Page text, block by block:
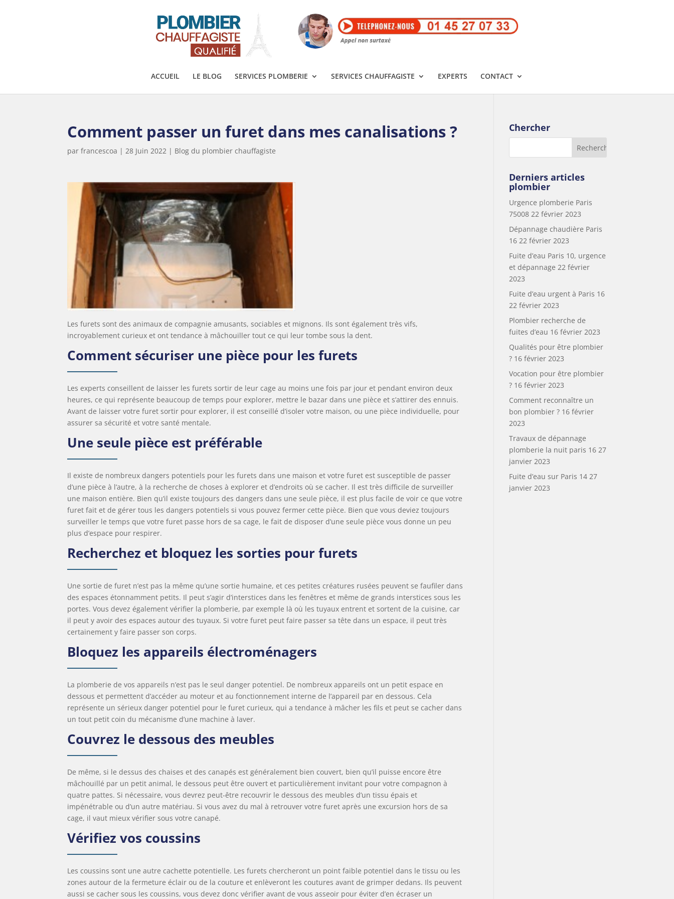
ACCUEIL LE BLOG SERVICES PLOMBERIE SERVICES CHAUFFAGISTE EXPERTS CONTACT
Comment passer un furet dans mes canalisations ?
parfrancescoa |28 Juin 2022 | Blog du plombier chauffagiste
Les furets sont des animaux de compagnie amusants, sociables et mignons. Ils sont également très vifs,
incroyablement curieux et ont tendance à mâchouiller tout ce qui leur tombe sous la dent.
Comment sécuriser une pièce pour les furets
Les experts conseillent de laisser les furets sortir de leur cage au moins une fois par jour et pendant environ deux
heures, ce qui représente beaucoup de temps pour explorer, mettre le bazar dans une pièce et s’attirer des ennuis.
Avant de laisser votre furet sortir pour explorer, il est conseillé d’isoler votre maison, ou une pièce individuelle, pour
assurer sa sécurité et votre santé mentale.
Une seule pièce est préférable
Il existe de nombreux dangers potentiels pour les furets dans une maison et votre furet est susceptible de passer
d’une pièce à l’autre, à la recherche de choses à explorer et d’endroits où se cacher. Il est très difficile de surveiller
une maison entière. Bien qu’il existe toujours des dangers dans une seule pièce, il est plus facile de voir ce que votre
furet fait et de gérer tous les dangers potentiels si vous pouvez fermer cette pièce. Bien que vous deviez toujours
surveiller le temps que votre furet passe hors de sa cage, le fait de disposer d’une seule pièce vous donne un peu
plus d’espace pour respirer.
Recherchez et bloquez les sorties pour furets
Une sortie de furet n’est pas la même qu’une sortie humaine, et ces petites créatures rusées peuvent se faufiler dans
des espaces étonnamment petits. Il peut s’agir d’interstices dans les fenêtres et même de grands interstices sous les
portes. Vous devez également vérifier la plomberie, par exemple là où les tuyaux entrent et sortent de la cuisine, car
il peut y avoir des espaces autour des tuyaux. Si votre furet peut faire passer sa tête dans un espace, il peut très
certainement y faire passer son corps.
Bloquez les appareils électroménagers
La plomberie de vos appareils n’est pas le seul danger potentiel. De nombreux appareils ont un petit espace en
dessous et permettent d’accéder au moteur et au fonctionnement interne de l’appareil par en dessous. Cela
représente un sérieux danger potentiel pour le furet curieux, qui a tendance à mâcher les fils et peut se cacher dans
un tout petit coin du mécanisme d’une machine à laver.
Couvrez le dessous des meubles
De même, si le dessus des chaises et des canapés est généralement bien couvert, bien qu’il puisse encore être
mâchouillé par un petit animal, le dessous peut être ouvert et particulièrement invitant pour votre compagnon à
quatre pattes. Si nécessaire, vous devrez peut-être recouvrir le dessous des meubles d’un tissu épais et
impénétrable ou d’un autre matériau. Si vous avez du mal à retrouver votre furet après une excursion hors de sa
cage, il vaut mieux vérifier sous votre canapé.
Vérifiez vos coussins
Les coussins sont une autre cachette potentielle. Les furets chercheront un point faible potentiel dans le tissu ou les
zones autour de la fermeture éclair ou de la couture et enlèveront les coutures avant de grimper dedans. Ils peuvent
aussi se cacher sous les coussins, vous devez donc vérifier avant de vous asseoir pour éviter d’en écraser un
Chercher
Derniers articles
plombier
Urgence plomberie Paris
75008 22 février 2023
Dépannage chaudière Paris
16 22 février 2023
Fuite d’eau Paris 10, urgence
et dépannage 22 février
2023
Fuite d’eau urgent à Paris 16
22 février 2023
Plombier recherche de
fuites d’eau 16 février 2023
Qualités pour être plombier
? 16 février 2023
Vocation pour être plombier
? 16 février 2023
Comment reconnaître un
bon plombier ? 16 février
2023
Travaux de dépannage
plomberie la nuit paris 16 27
janvier 2023
Fuite d’eau sur Paris 14 27
janvier 2023